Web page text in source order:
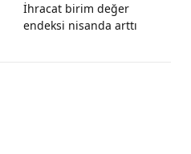
İhracat birim değer
endeksi nisanda arttı